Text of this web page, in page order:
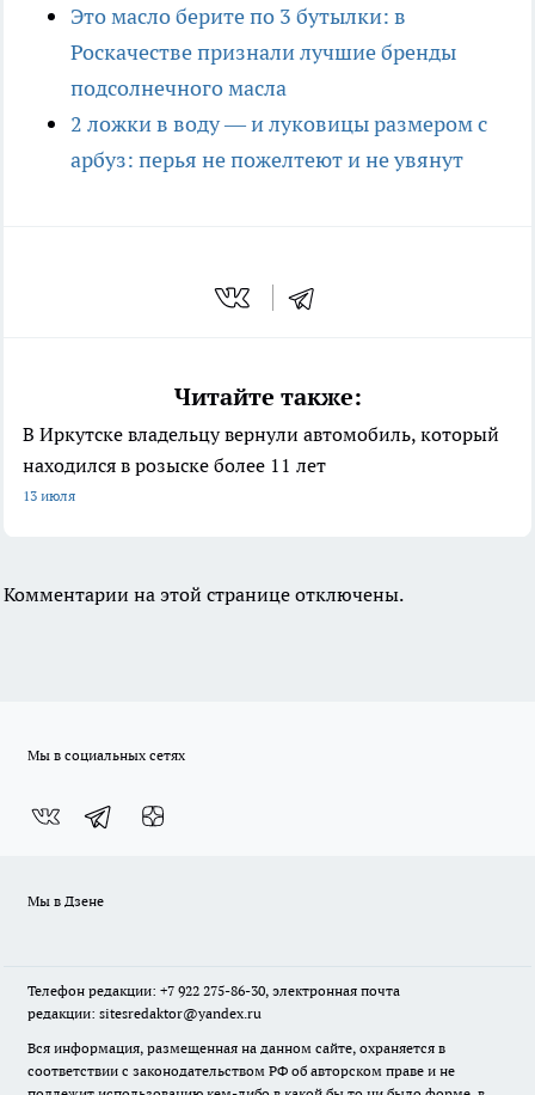
Это масло берите по 3 бутылки: в
Роскачестве признали лучшие бренды
подсолнечного масла
2 ложки в воду — и луковицы размером с
арбуз: перья не пожелтеют и не увянут
Читайте также:
В Иркутске владельцу вернули автомобиль, который
находился в розыске более 11 лет
13 июля
Комментарии на этой странице отключены.
Мы в социальных сетях
Мы в Дзене
Телефон редакции: +7 922 275-86-30, электронная почта
редакции: sitesredaktor@yandex.ru
Вся информация, размещенная на данном сайте, охраняется в
соответствии с законодательством РФ об авторском праве и не